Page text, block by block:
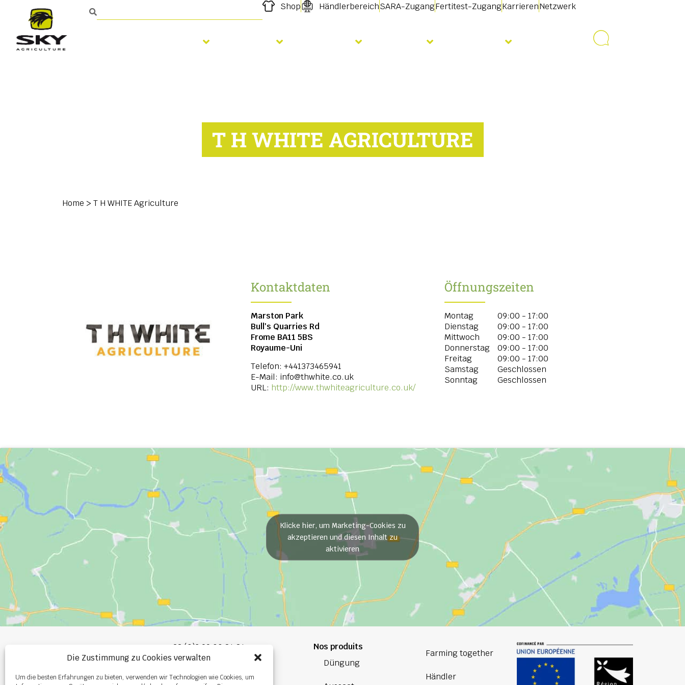
Die Zustimmung zu Cookies verwalten
Um die besten Erfahrungen zu bieten, verwenden wir Technologien wie Cookies, um
Shop HändlerbereichSARA-ZugangFertitest-ZugangKarrierenNetzwerk
T H WHITE AGRICULTURE
Home > T H WHITE Agriculture
Kontaktdaten
Marston Park
Bull's Quarries Rd
Frome BA11 5BS
Royaume-Uni
Telefon: +441373465941
E-Mail: info@thwhite.co.uk
URL: http://www.thwhiteagriculture.co.uk/
Öffnungszeiten
Montag
09:00 - 17:00
Dienstag
09:00 - 17:00
Mittwoch
09:00 - 17:00
Donnerstag
09:00 - 17:00
Freitag
09:00 - 17:00
Samstag
Geschlossen
Sonntag
Geschlossen
Klicke hier, um Marketing-Cookies zu
akzeptieren und diesen Inhalt zu
aktivieren
+33 (0)2 99 00 84 84
Nos produits
Düngung
Farming together
Händler